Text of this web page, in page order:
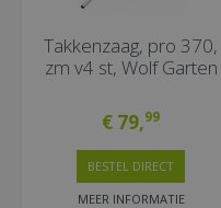
Takkenzaag, pro 370,
zm v4 st, Wolf Garten
€ 79,99
MEER INFORMATIE
BESTEL DIRECT